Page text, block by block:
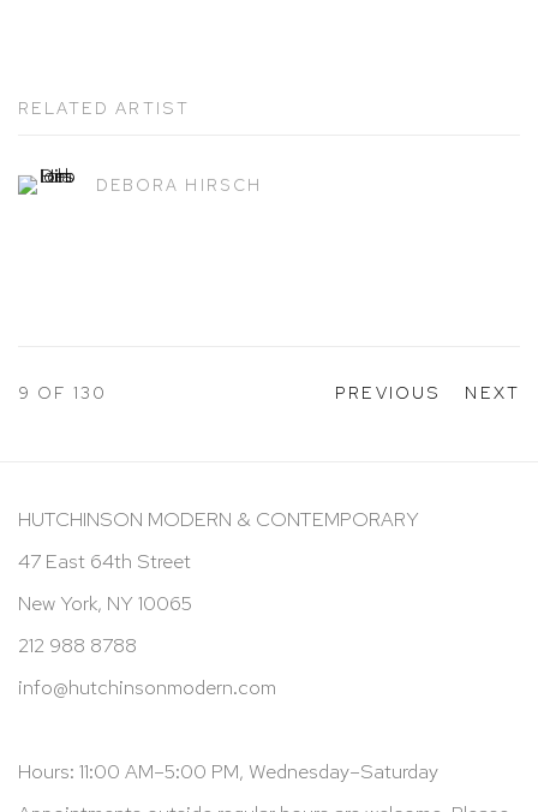
RELATED ARTIST
DEBORA HIRSCH
PREVIOUS NEXT
9 OF 130
HUTCHINSON MODERN & CONTEMPORARY
47 East 64th Street
New York, NY 10065
212 988 8788
info@hutchinsonmodern.com
Hours: 11:00 AM–5:00 PM, Wednesday–Saturday